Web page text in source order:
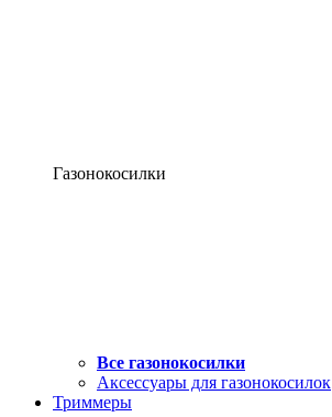
Газонокосилки
Все газонокосилки
Аксессуары для газонокосилок
Триммеры